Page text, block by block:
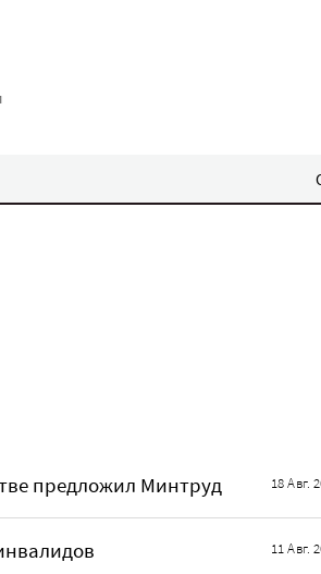
предложил Минтруд 18 Авг.
11 Авг.